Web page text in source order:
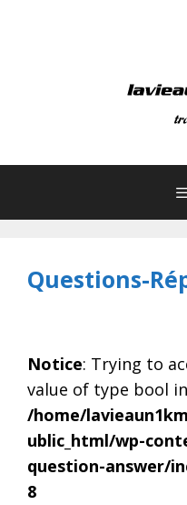
Questions-
Notice: Trying to
value of type bool in
/home/
ublic_html/wp-
question-answer/
8